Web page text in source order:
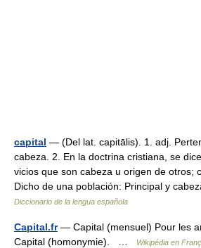
capital — (Del lat. capitālis). 1. adj.
cabeza. 2. En la doctrina cristiana, se
vicios que son cabeza u origen de otros;
Dicho de una población: Principal y
Diccionario de la lengua española
Capital.fr— Capital (mensuel) Pour les
Capital (homonymie). …
Wikipédia en